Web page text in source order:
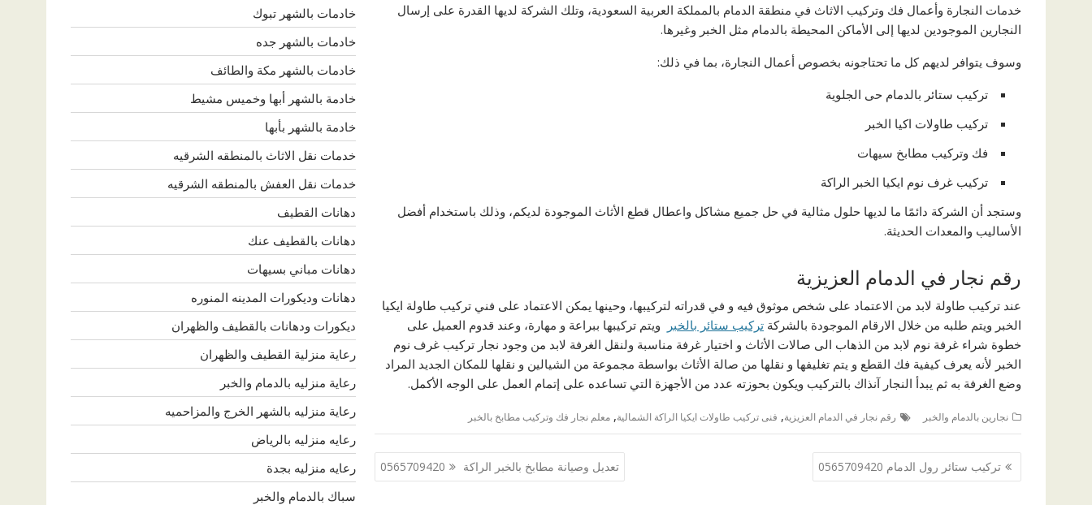
خدمات النجارة وأعمال فك وتركيب الاثاث في منطقة الدمام بالمملكة العربية السعودية، وتلك الشركة لديها القدرة على إرسال
النجارين الموجودين لديها إلى الأماكن المحيطة بالدمام مثل الخبر وغيرها.
وسوف يتوافر لديهم كل ما تحتاجونه بخصوص أعمال النجارة، بما في ذلك:
تركيب ستائر بالدمام حى الجلوية
تركيب طاولات اكيا الخبر
فك وتركيب مطابخ سيهات
تركيب غرف نوم ايكيا الخبر الراكة
وستجد أن الشركة دائمًا ما لديها حلول مثالية في حل جميع مشاكل واعطال قطع الأثاث الموجودة لديكم، وذلك باستخدام أفضل
الأساليب والمعدات الحديثة.
رقم نجار في الدمام العزيزية
عند تركيب طاولة لابد من الاعتماد على شخص موثوق فيه و في قدراته لتركيبها، وحينها يمكن الاعتماد على فني تركيب طاولة ايكيا
الخبر ويتم طلبه من خلال الارقام الموجودة بالشركة تركيب ستائر بالخبر
ويتم تركيبها ببراعة و مهارة، وعند قدوم العميل على
خطوة شراء غرفة نوم لابد من الذهاب الى صالات الأثاث و اختيار غرفة مناسبة ولنقل الغرفة لابد من وجود نجار تركيب غرف نوم
الخبر لأنه يعرف كيفية فك القطع و يتم تغليفها و نقلها من صالة الأثاث بواسطة مجموعة من الشيالين و نقلها للمكان الجديد المراد
وضع الغرفة به ثم يبدأ النجار آنذاك بالتركيب ويكون بحوزته عدد من الأجهزة التي تساعده على إتمام العمل على الوجه الأكمل.
نجارين بالدمام والخبر رقم نجار في الدمام العزيزية, فنى تركيب طاولات ايكيا الراكة الشمالية, معلم نجار فك وتركيب مطابخ بالخبر
تصفّح
المقالات
تركيب ستائر رول الدمام 0565709420 تعديل وصيانة مطابخ بالخبر الراكة 0565709420
خادمات بالشهر تبوك
خادمات بالشهر جده
خادمات بالشهر مكة والطائف
خادمة بالشهر أبها وخميس مشيط
خادمة بالشهر بأبها
خدمات نقل الاثاث بالمنطقه الشرقيه
خدمات نقل العفش بالمنطقه الشرقيه
دهانات القطيف
دهانات بالقطيف عنك
دهانات مباني بسيهات
دهانات وديكورات المدينه المنوره
ديكورات ودهانات بالقطيف والظهران
رعاية منزلية القطيف والظهران
رعاية منزليه بالدمام والخبر
رعاية منزليه بالشهر الخرج والمزاحميه
رعايه منزليه بالرياض
رعايه منزليه بجدة
سباك بالدمام والخبر